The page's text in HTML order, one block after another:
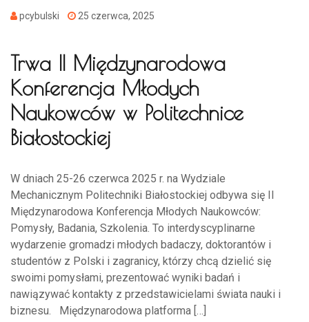
pcybulski 25 czerwca, 2025
Trwa II Międzynarodowa
Konferencja Młodych
Naukowców w Politechnice
Białostockiej
W dniach 25-26 czerwca 2025 r. na Wydziale
Mechanicznym Politechniki Białostockiej odbywa się II
Międzynarodowa Konferencja Młodych Naukowców:
Pomysły, Badania, Szkolenia. To interdyscyplinarne
wydarzenie gromadzi młodych badaczy, doktorantów i
studentów z Polski i zagranicy, którzy chcą dzielić się
swoimi pomysłami, prezentować wyniki badań i
nawiązywać kontakty z przedstawicielami świata nauki i
biznesu. Międzynarodowa platforma […]